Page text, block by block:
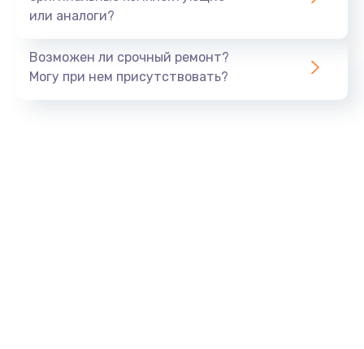
Тюнинг динамиков
или аналоги?
Возможен ли срочный ремонт?
Могу при нем присутствовать?